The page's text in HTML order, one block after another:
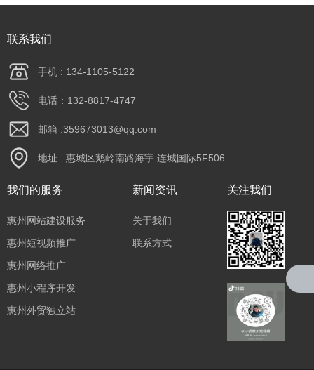
联系我们
手机 : 134-1105-5122
电话：132-8817-4747
邮箱 :359673013@qq.com
地址 : 惠城区鹅岭南路海宇.连城国际5F506
我们的服务
惠州网站建设服务
惠州短视频推广
惠州网络推广
惠州小程序开发
惠州外贸独立站
新闻资讯
关于我们
联系方式
关注我们